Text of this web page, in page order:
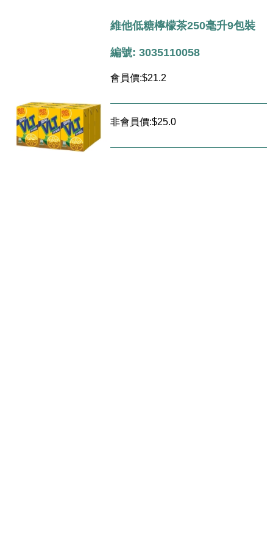
維他低糖檸檬茶250毫升9包裝
編號: 3035110058
會員價:$21.2
非會員價:$25.0